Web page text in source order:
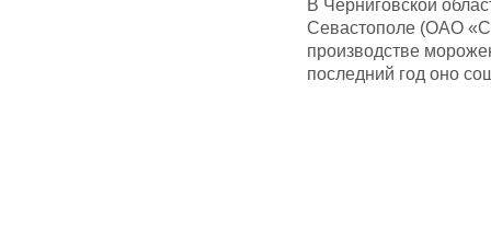
В Черниговской
Севастополе (ОАО
производстве
последний год оно